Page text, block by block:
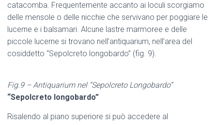
catacomba. Frequentemente accanto ai loculi scorgiamo
delle mensole o delle nicchie che servivano per poggiare le
lucerne e i balsamari. Alcune lastre marmoree e delle
piccole lucerne si trovano nell’antiquarium, nell’area del
cosiddetto “Sepolcreto longobardo” (fig. 9).
Fig.9 – Antiquarium nel “Sepolcreto Longobardo”
“Sepolcreto longobardo”
Risalendo al piano superiore si può accedere al